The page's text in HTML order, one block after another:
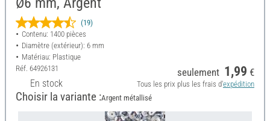
(19)
Contenu: 1400 pièces
Diamètre (extérieur): 6 mm
Matériau: Plastique
Réf. 64926131
En stock
seulement 1,99 €
Tous les prix plus les frais d'expédition
Choisir la variante :Argent métallisé